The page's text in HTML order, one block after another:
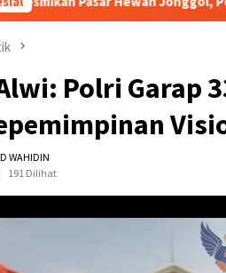
Polri Garap
WAHIDIN
191 Dilihat